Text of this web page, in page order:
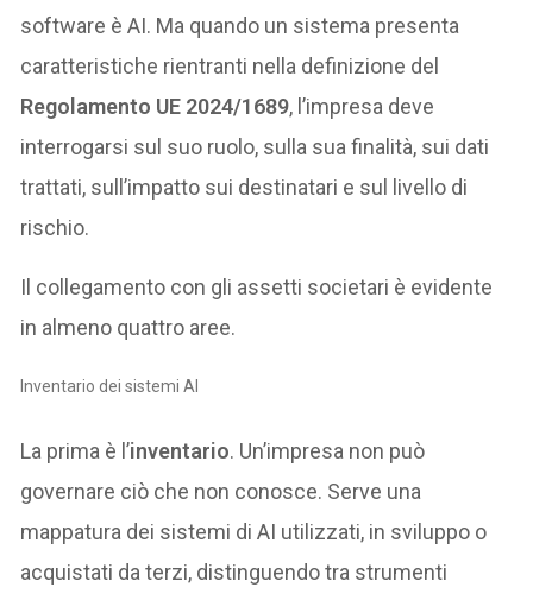
software è AI. Ma quando un sistema presenta
caratteristiche rientranti nella definizione del
Regolamento UE 2024/1689, l’impresa deve
interrogarsi sul suo ruolo, sulla sua finalità, sui dati
trattati, sull’impatto sui destinatari e sul livello di
rischio.
Il collegamento con gli assetti societari è evidente
in almeno quattro aree.
Inventario dei sistemi AI
La prima è l’inventario. Un’impresa non può
governare ciò che non conosce. Serve una
mappatura dei sistemi di AI utilizzati, in sviluppo o
acquistati da terzi, distinguendo tra strumenti